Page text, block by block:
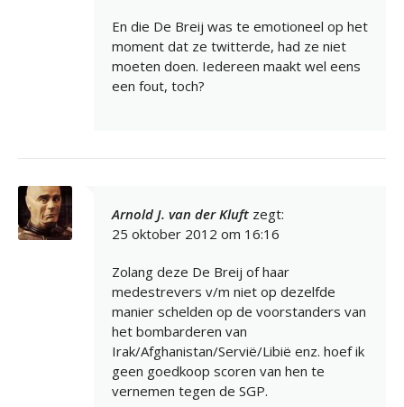
En die De Breij was te emotioneel op het
moment dat ze twitterde, had ze niet
moeten doen. Iedereen maakt wel eens
een fout, toch?
Arnold J. van der Kluft zegt:
25 oktober 2012 om 16:16
Zolang deze De Breij of haar
medestrevers v/m niet op dezelfde
manier schelden op de voorstanders van
het bombarderen van
Irak/Afghanistan/Servië/Libië enz. hoef ik
geen goedkoop scoren van hen te
vernemen tegen de SGP.